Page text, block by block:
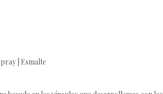
| Esmalte